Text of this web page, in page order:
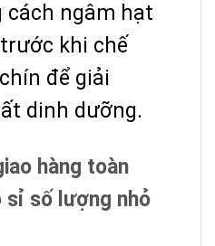
cách ngâm hạt
khi chế
để giải
dinh dưỡng.
hàng toàn
sỉ số lượng nhỏ